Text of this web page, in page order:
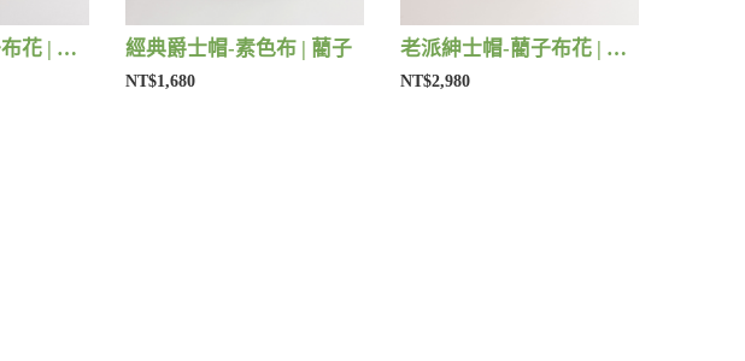
經典爵士帽-藺子布花 | 藺子 經典爵士帽-素色布 | 藺子
NT$1,680
老派紳士帽-藺子布花 | 藺子
NT$2,980